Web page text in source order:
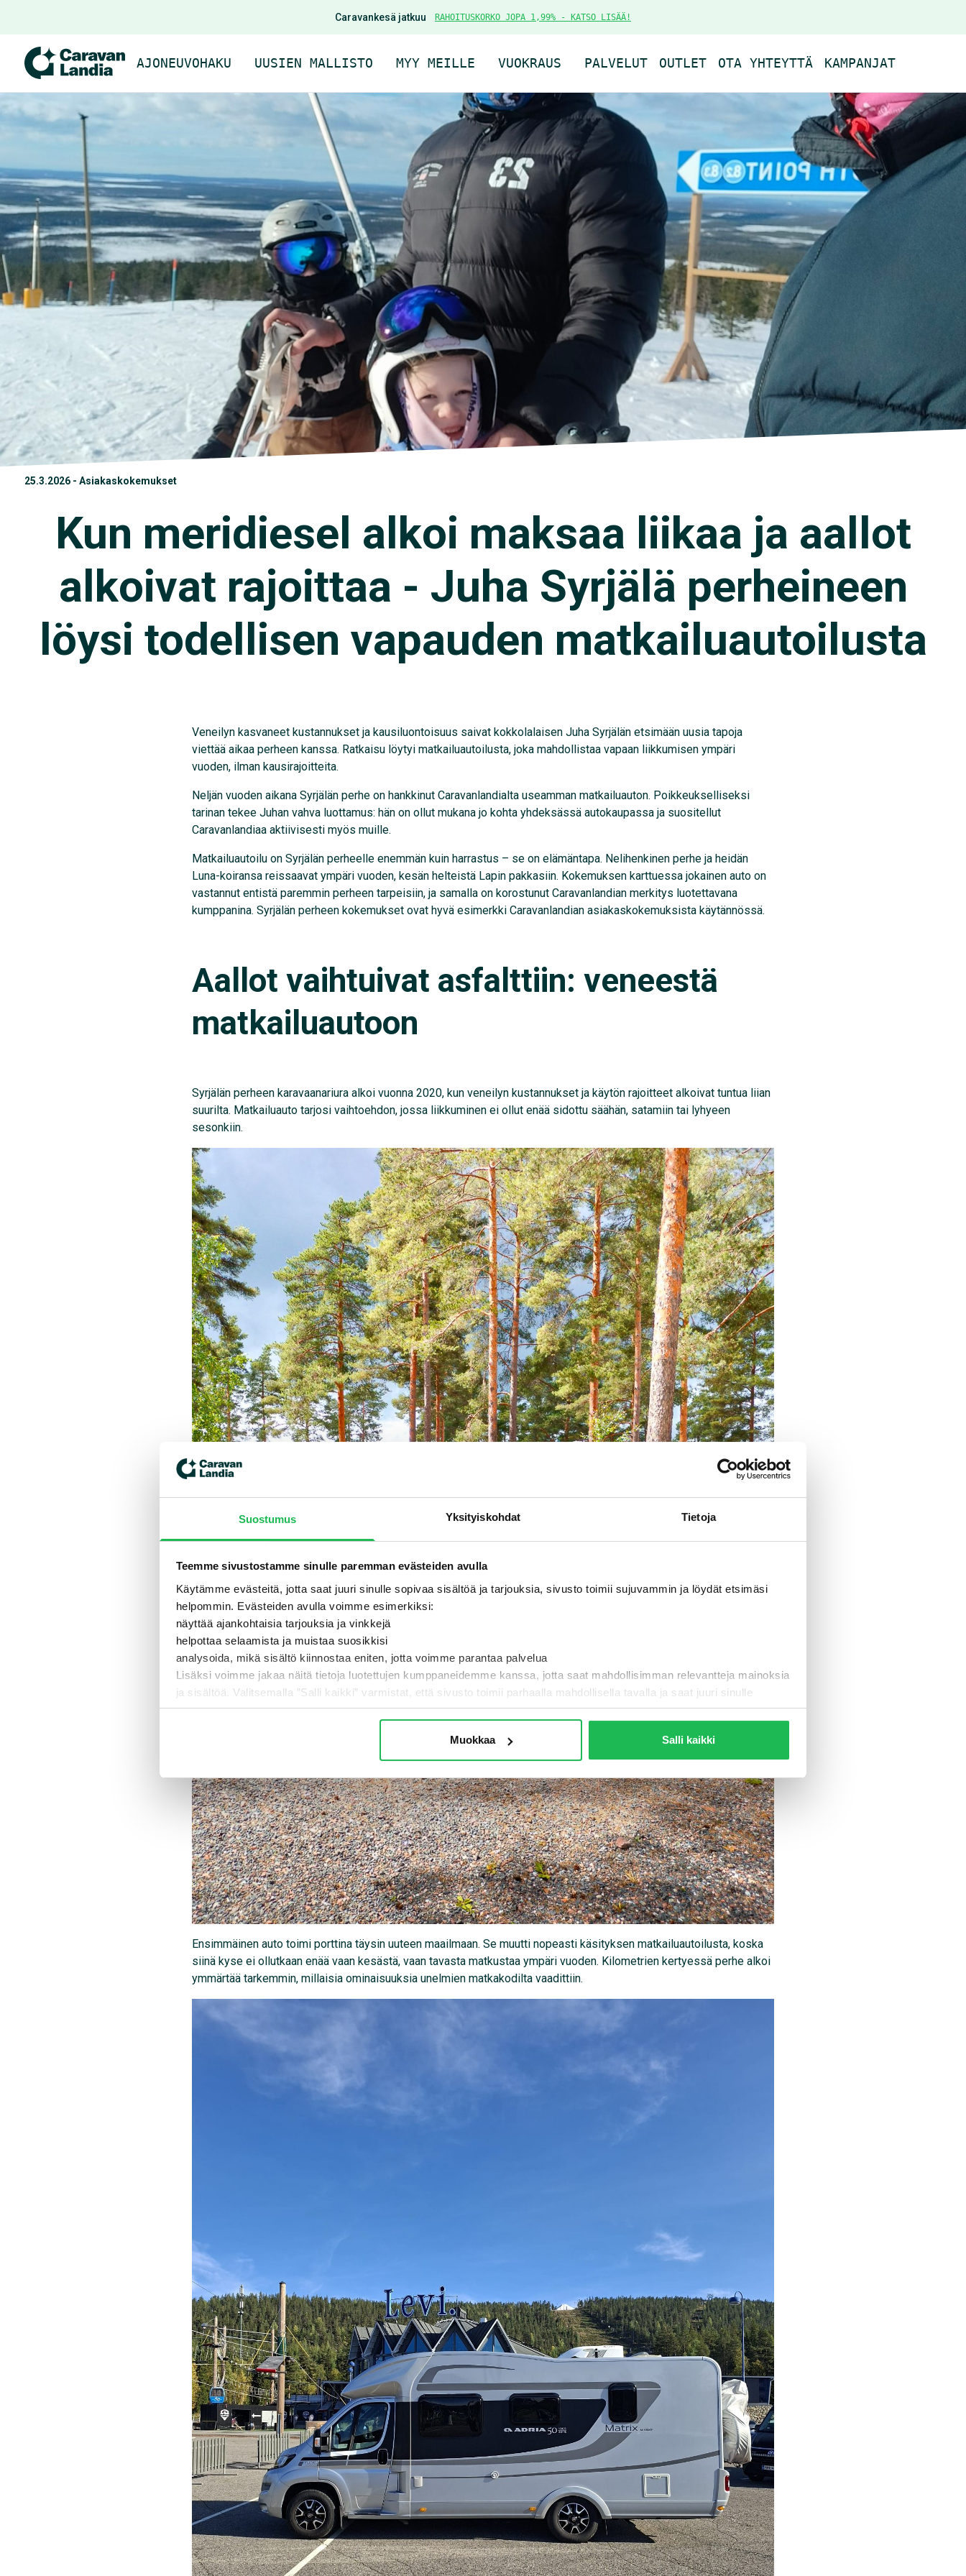
Suostumus Yksityiskohdat Tietoja
Teemme sivustostamme sinulle paremman evästeiden avulla
Käytämme evästeitä, jotta saat juuri sinulle sopivaa sisältöä ja tarjouksia, sivusto toimii sujuvammin ja löydät etsimäsi
helpommin. Evästeiden avulla voimme esimerkiksi:
näyttää ajankohtaisia tarjouksia ja vinkkejä
helpottaa selaamista ja muistaa suosikkisi
analysoida, mikä sisältö kiinnostaa eniten, jotta voimme parantaa palvelua
Lisäksi voimme jakaa näitä tietoja luotettujen kumppaneidemme kanssa, jotta saat mahdollisimman relevantteja mainoksia
ja sisältöä. Valitsemalla ”Salli kaikki” varmistat, että sivusto toimii parhaalla mahdollisella tavalla ja saat juuri sinulle
räätälöityä hyötyä.
Muokkaa Salli kaikki
Caravankesä jatkuu RAHOITUSKORKO JOPA 1,99% - KATSO LISÄÄ!
AJONEUVOHAKU UUSIEN MALLISTO MYY MEILLE VUOKRAUS PALVELUT OUTLET OTA YHTEYTTÄ KAMPANJAT
25.3.2026 - Asiakaskokemukset
Kun meridiesel alkoi maksaa liikaa ja aallot
alkoivat rajoittaa - Juha Syrjälä perheineen
löysi todellisen vapauden matkailuautoilusta
Veneilyn kasvaneet kustannukset ja kausiluontoisuus saivat kokkolalaisen Juha Syrjälän etsimään uusia tapoja
viettää aikaa perheen kanssa. Ratkaisu löytyi matkailuautoilusta, joka mahdollistaa vapaan liikkumisen ympäri
vuoden, ilman kausirajoitteita.
Neljän vuoden aikana Syrjälän perhe on hankkinut Caravanlandialta useamman matkailuauton. Poikkeukselliseksi
tarinan tekee Juhan vahva luottamus: hän on ollut mukana jo kohta yhdeksässä autokaupassa ja suositellut
Caravanlandiaa aktiivisesti myös muille.
Matkailuautoilu on Syrjälän perheelle enemmän kuin harrastus – se on elämäntapa. Nelihenkinen perhe ja heidän
Luna-koiransa reissaavat ympäri vuoden, kesän helteistä Lapin pakkasiin. Kokemuksen karttuessa jokainen auto on
vastannut entistä paremmin perheen tarpeisiin, ja samalla on korostunut Caravanlandian merkitys luotettavana
kumppanina. Syrjälän perheen kokemukset ovat hyvä esimerkki Caravanlandian asiakaskokemuksista käytännössä.
Aallot vaihtuivat asfalttiin: veneestä
matkailuautoon
Syrjälän perheen karavaanariura alkoi vuonna 2020, kun veneilyn kustannukset ja käytön rajoitteet alkoivat tuntua liian
suurilta. Matkailuauto tarjosi vaihtoehdon, jossa liikkuminen ei ollut enää sidottu säähän, satamiin tai lyhyeen
sesonkiin.
Ensimmäinen auto toimi porttina täysin uuteen maailmaan. Se muutti nopeasti käsityksen matkailuautoilusta, koska
siinä kyse ei ollutkaan enää vaan kesästä, vaan tavasta matkustaa ympäri vuoden. Kilometrien kertyessä perhe alkoi
ymmärtää tarkemmin, millaisia ominaisuuksia unelmien matkakodilta vaadittiin.